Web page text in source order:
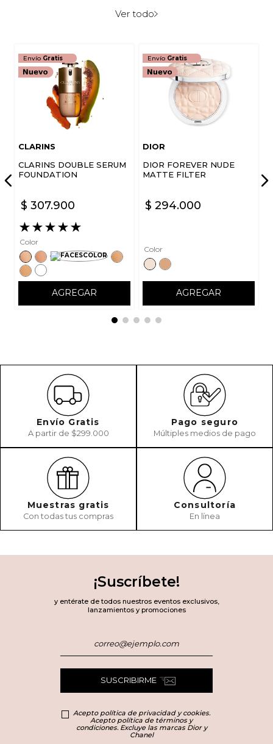
Ver todo
Envío Gratis
CLARINS
CLARINS DOUBLE SERUM
FOUNDATION
$ 307.900
★★★★★
Color
AGREGAR
Envío Gratis
DIOR
DIOR FOREVER NUDE
MATTE FILTER
$ 294.000
Color
AGREGAR
Envío Gratis
A partir de $299.000
Pago seguro
Múltiples medios de pago
Muestras gratis
Con todas tus compras
Consultoría
En línea
¡Suscríbete!
y entérate de todos nuestros eventos exclusivos,
lanzamientos y promociones
SUSCRIBIRME
Acepto política de privacidad y cookies.
Acepto política de términos y
condiciones. Excluye las marcas Dior y
Chanel